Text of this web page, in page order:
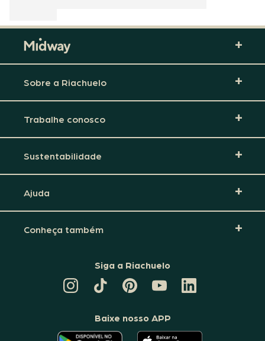
Sobre a Riachuelo
Trabalhe conosco
Sustentabilidade
Ajuda
Conheça também
Siga a Riachuelo
TIKTOK
DA
PINTEREST
DA
CANAL
DA
RIACHUELO
LINKEDIN
DA
Baixe nosso APP
O O